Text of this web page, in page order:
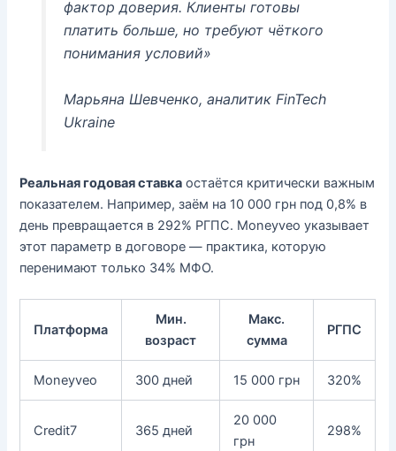
фактор доверия. Клиенты готовы
платить больше, но требуют чёткого
понимания условий»
Марьяна Шевченко, аналитик FinTech
Ukraine
Реальная годовая ставка остаётся критически важным
показателем. Например, заём на 10 000 грн под 0,8% в
день превращается в 292% РГПС. Moneyveo указывает
этот параметр в договоре — практика, которую
перенимают только 34% МФО.
Платформа
Мин.
возраст
Макс.
сумма
РГПС
Moneyveo 300 дней 15 000 грн 320%
Credit7 365 дней
20 000
грн
298%